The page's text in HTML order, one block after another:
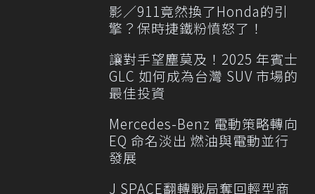
影／911竟然換了Honda的引
擎？保時捷鐵粉憤怒了！
讓對手望塵莫及！2025 年賓士
GLC 如何成為台灣 SUV 市場的
最佳投資
Mercedes-Benz 電動策略轉向
EQ 命名淡出 燃油與電動並行
發展
J SPACE翻轉戰局奪回輕型商